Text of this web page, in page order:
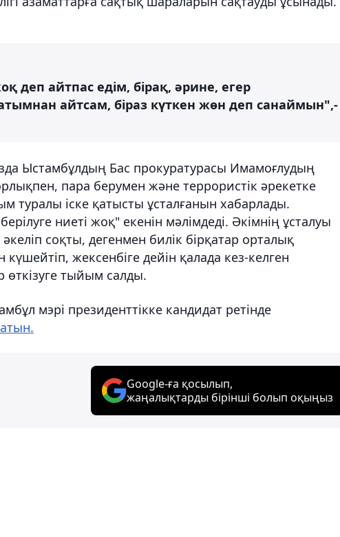
деп айтпас едім, бірақ, әрине, егер
айтсам, біраз күткен жөн деп санаймын",-
Ыстамбұлдың Бас прокуратурасы Имамоғлудың
пара берумен және террористік әрекетке
туралы іске қатысты ұсталғанын хабарлады.
ниеті жоқ" екенін мәлімдеді. Әкімнің ұсталуы
соқты, дегенмен билік бірқатар орталық
жексенбіге дейін қалада кез-келген
өткізуге тыйым салды.
мэрі президенттікке кандидат ретінде
Google-ға қосылып,
жаңалықтарды бірінші болып оқыңыз